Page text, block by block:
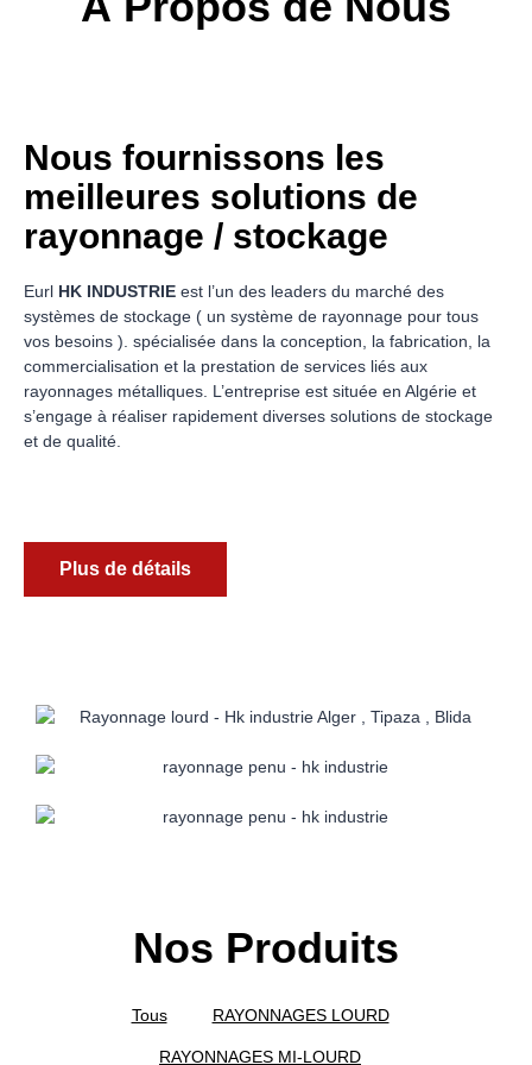
Nous fournissons les
meilleures solutions de
rayonnage / stockage
Eurl HK INDUSTRIE est l’un des leaders du marché des
systèmes de stockage ( un système de rayonnage pour tous
vos besoins ). spécialisée dans la conception, la fabrication, la
commercialisation et la prestation de services liés aux
rayonnages métalliques. L’entreprise est située en Algérie et
s’engage à réaliser rapidement diverses solutions de stockage
et de qualité.
Plus de détails
Nos Produits
Tous RAYONNAGES LOURD
RAYONNAGES MI-LOURD